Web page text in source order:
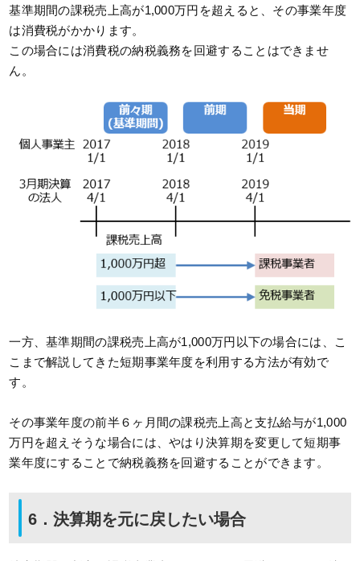
基準期間の課税売上高が1,000万円を超えると、その事業年度
は消費税がかかります。
この場合には消費税の納税義務を回避することはできませ
ん。
一方、基準期間の課税売上高が1,000万円以下の場合には、こ
こまで解説してきた短期事業年度を利用する方法が有効で
す。
その事業年度の前半６ヶ月間の課税売上高と支払給与が1,000
万円を超えそうな場合には、やはり決算期を変更して短期事
業年度にすることで納税義務を回避することができます。
6．決算期を元に戻したい場合